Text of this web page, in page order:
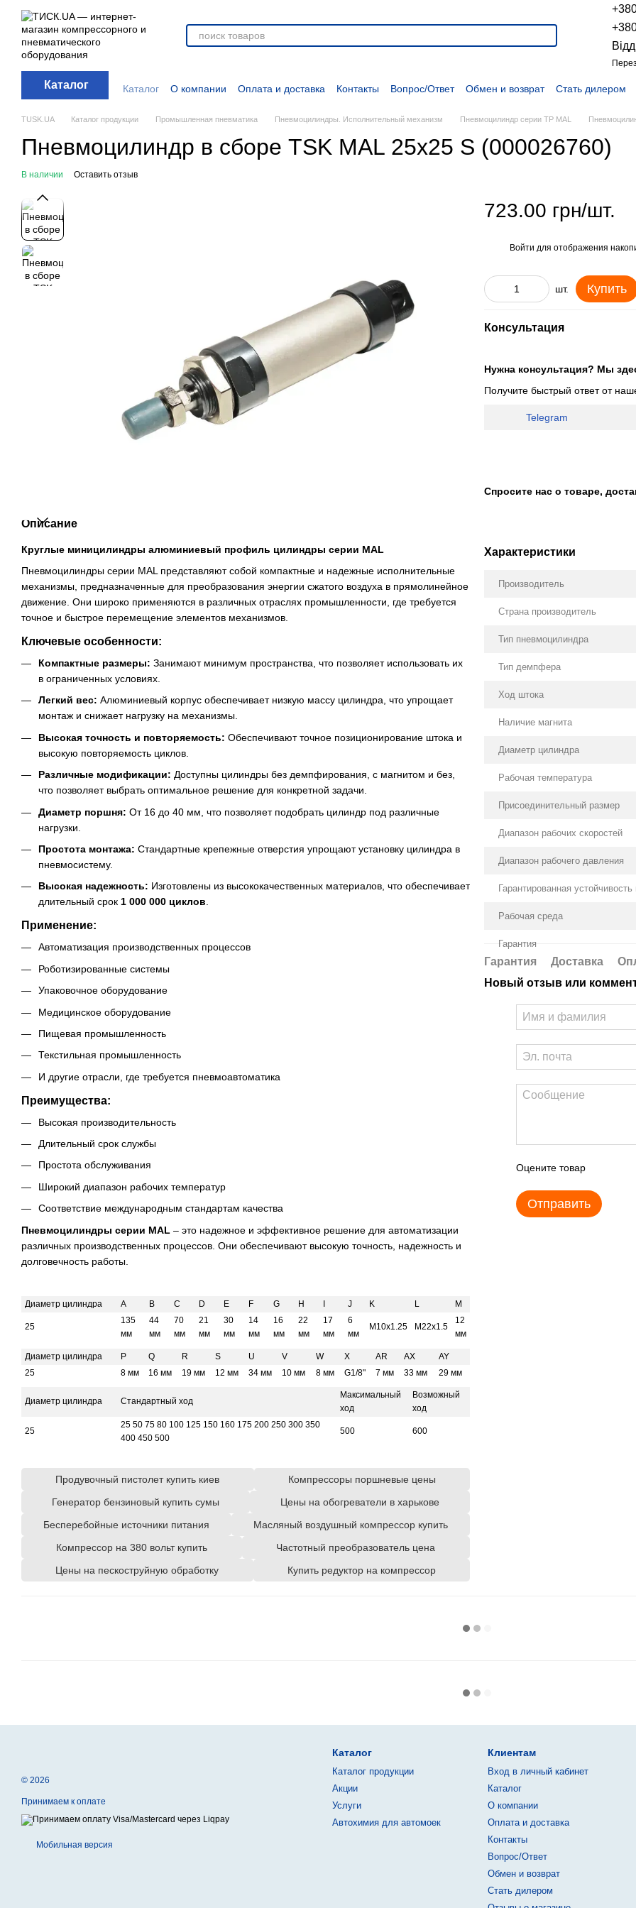
Перейти к основному контенту
Каталог Каталог О компании Оплата и доставка Контакты Вопрос/Ответ Обмен и возврат
Стать дилером
Дополнительные материалы
Блог Политика конфиденциальности Договор оферты Распродажа
TUSK.UA Каталог продукции Промышленная пневматика Пневмоцилиндры. Исполнительный механизм Пневмоцилиндр серии TP MAL
Пневмоцилиндр в сборе TSK MAL 25x25 S (000026760)
В наличии Оставить отзыв
Описание
Круглые миницилиндры алюминиевый профиль цилиндры серии MAL
Пневмоцилиндры серии MAL представляют собой компактные и надежные исполнительные
механизмы, предназначенные для преобразования энергии сжатого воздуха в прямолинейное
движение. Они широко применяются в различных отраслях промышленности, где требуется
точное и быстрое перемещение элементов механизмов.
Ключевые особенности:
Компактные размеры: Занимают минимум пространства, что позволяет использовать их
в ограниченных условиях.
Легкий вес: Алюминиевый корпус обеспечивает низкую массу цилиндра, что упрощает
монтаж и снижает нагрузку на механизмы.
Высокая точность и повторяемость: Обеспечивают точное позиционирование штока и
высокую повторяемость циклов.
Различные модификации: Доступны цилиндры без демпфирования, с магнитом и без,
что позволяет выбрать оптимальное решение для конкретной задачи.
Диаметр поршня: От 16 до 40 мм, что позволяет подобрать цилиндр под различные
нагрузки.
Простота монтажа: Стандартные крепежные отверстия упрощают установку цилиндра в
пневмосистему.
Высокая надежность: Изготовлены из высококачественных материалов, что обеспечивает
длительный срок 1 000 000 циклов.
Применение:
Автоматизация производственных процессов
Роботизированные системы
Упаковочное оборудование
Медицинское оборудование
Пищевая промышленность
Текстильная промышленность
И другие отрасли, где требуется пневмоавтоматика
Преимущества:
Высокая производительность
Длительный срок службы
Простота обслуживания
Широкий диапазон рабочих температур
Соответствие международным стандартам качества
Пневмоцилиндры серии MAL – это надежное и эффективное решение для автоматизации
различных производственных процессов. Они обеспечивают высокую точность, надежность и
долговечность работы.
Диаметр цилиндра A B C D E F G H J K L M
25
135
мм
44
мм
70
мм
21
мм
30
мм
14
мм
16
мм
22
мм
17
мм
6
мм
M10x1.25 M22x1.5
12
мм
Диаметр цилиндра P Q R S U V W X AR AX
AY
25
8 мм 16 мм 19 мм 12 мм 34 мм 10 мм 8 мм G1/8" 7 мм 33 мм 29 мм
Диаметр цилиндра Стандартный ход
Максимальный
ход
Возможный
ход
25
25 50 75 80 100 125 150 160 175 200 250 300 350
400 450 500
500 600
Продувочный пистолет купить киев
Компрессоры поршневые цены
Генератор бензиновый купить сумы
Цены на обогреватели в харькове
Бесперебойные источники питания
Масляный воздушный компрессор купить
Компрессор на 380 вольт купить
Частотный преобразователь цена
Цены на пескоструйную обработку
Купить редуктор на компрессор
723.00 грн/шт.
Войти для отображения
шт. Купить
Консультация
Нужна консультация? Мы
Получите быстрый ответ от
Telegram
Спросите нас о товаре,
Характеристики
Производитель
Страна производитель
Тип пневмоцилиндра
Тип демпфера
Ход штока
Наличие магнита
Диаметр цилиндра
Рабочая температура
Присоединительный размер
Диапазон рабочих скоростей
Диапазон рабочего давления
Гарантированная устойчивость
Рабочая среда
Гарантия
Гарантия Доставка
Новый отзыв или
Оцените товар
Отправить
© 2026
Принимаем к оплате
Мобильная версия
Каталог
Каталог продукции
Акции
Услуги
Автохимия для автомоек
Клиентам
Вход в личный кабинет
Каталог
О компании
Оплата и доставка
Контакты
Вопрос/Ответ
Обмен и возврат
Стать дилером